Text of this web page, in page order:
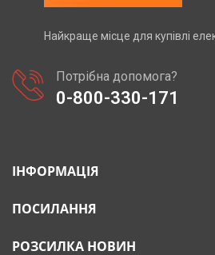
Найкраще місце для купівлі
Потрібна допомога?
0-800-330-171
ІНФОРМАЦІЯ
ПОСИЛАННЯ
РОЗСИЛКА НОВИН